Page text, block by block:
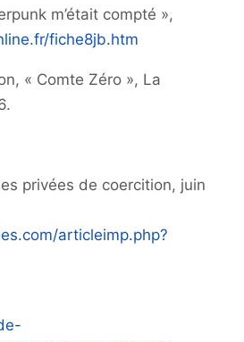
m’était compté »,
fiche8jb.htm
« Comte Zéro », La
privées de coercition, juin
articleimp.php?